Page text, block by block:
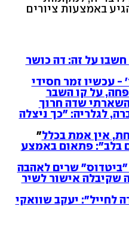
באמצעות ציורים
חשבו על זה: דה כושר
- עכשיו זמר חסידי
על קו השבר
שדה חרוך
לגלריה: "כך ניצלה
אין אמת בכלל"
בלב": פתאום באמצע
"ביטדוס" שרים לאהבה
שקיבלה אישור לשיר
לחייל": יעקב שוואקי